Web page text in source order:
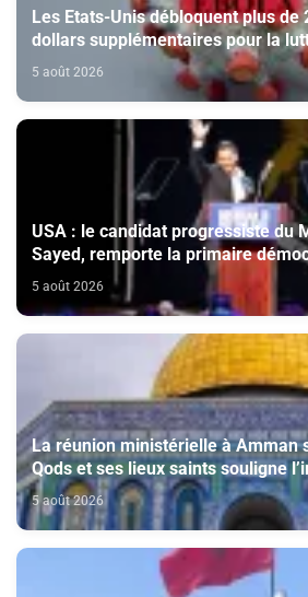
Les Etats-Unis débloquent plus de
dollars supplémentaires pour la
5 août 2026
USA : le candidat progressiste du
Sayed, remporte la primaire
5 août 2026
La réunion ministérielle à Amman
Qods et ses lieux saints souligne
du Comité Al Qods présidé par SM
5 août 2026